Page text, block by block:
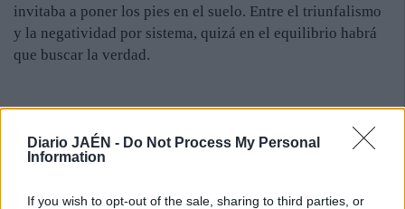
Diario JAÉN - Do Not Process My Personal
Information
If you wish to opt-out of the sale, sharing to third parties, or
invitaba a poner los pies en el suelo. Entre el triunfalismo
y la negatividad por sistema, quizá en el equilibrio habrá
que buscar la verdad.